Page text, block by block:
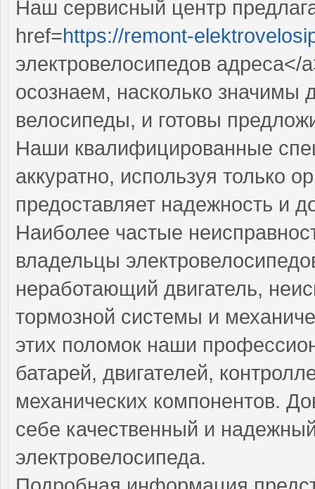
Наш сервисный центр
href=https://remont-
электровелосипедов
осознаем, насколько значимы
велосипеды, и готовы
Наши квалифицированные
аккуратно, используя только
предоставляет надежность и
Наиболее частые
владельцы
неработающий двигатель,
тормозной системы и
этих поломок наши
батарей, двигателей,
механических компонентов.
себе качественный и
электровелосипеда.